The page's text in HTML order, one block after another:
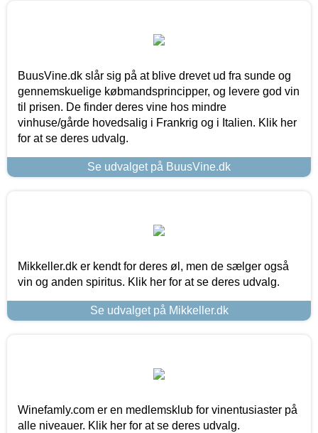
BuusVine.dk slår sig på at blive drevet ud fra sunde og
gennemskuelige købmandsprincipper, og levere god vin
til prisen. De finder deres vine hos mindre
vinhuse/gårde hovedsalig i Frankrig og i Italien. Klik her
for at se deres udvalg.
Se udvalget på BuusVine.dk
Mikkeller.dk er kendt for deres øl, men de sælger også
vin og anden spiritus. Klik her for at se deres udvalg.
Se udvalget på Mikkeller.dk
Winefamly.com er en medlemsklub for vinentusiaster på
alle niveauer. Klik her for at se deres udvalg.